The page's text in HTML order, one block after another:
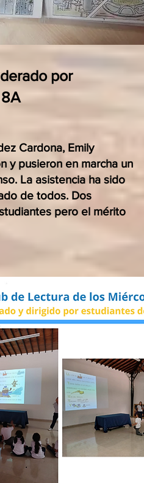
por
Cardona, Emily
y pusieron en marcha un
La asistencia ha sido
de todos. Dos
pero el mérito